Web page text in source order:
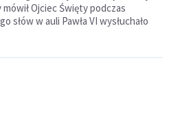
Ojciec Święty podczas
słów w auli Pawła VI wysłuchało